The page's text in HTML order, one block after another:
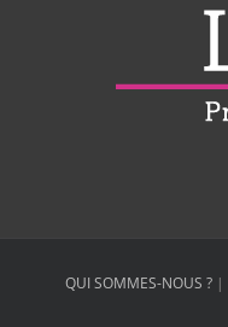
QUI SOMMES-NOUS ? |